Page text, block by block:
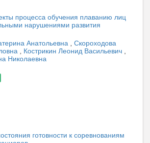
процесса обучения плаванию лиц
нарушениями развития
Анатольевна , Скороходова
, Кострикин Леонид Васильевич ,
Николаевна
готовности к соревнованиям